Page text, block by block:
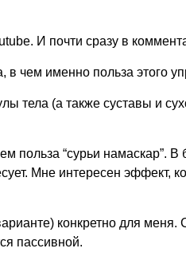
И почти сразу в
в чем именно польза этого
тела (а также суставы и
польза “сурьи намаскар”.
Мне интересен эффект,
конкретно для
пассивной.